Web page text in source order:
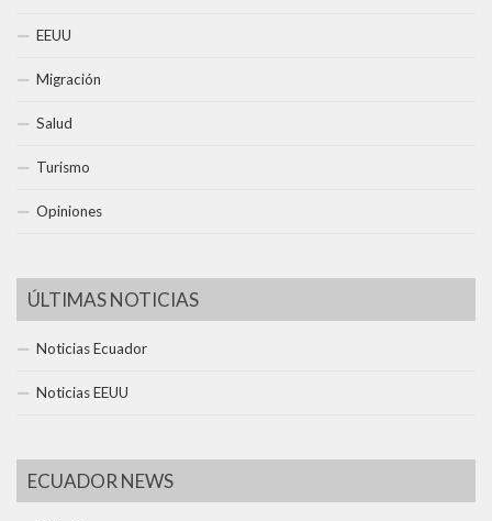
EEUU
Migración
Salud
Turismo
Opiniones
ÚLTIMAS NOTICIAS
Noticias Ecuador
Noticias EEUU
ECUADOR NEWS